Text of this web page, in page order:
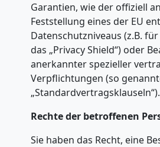
Garantien, wie der offiziell
Feststellung eines der EU
Datenschutzniveaus (z.B.
das „Privacy Shield“) oder
anerkannter spezieller
Verpflichtungen (so
„Standardvertragsklauseln“).
Rechte der betroffenen
Sie haben das Recht, eine
Beiladung
National
Beiladung
International